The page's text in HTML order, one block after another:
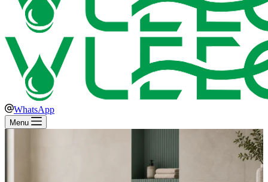
WhatsApp
Menu